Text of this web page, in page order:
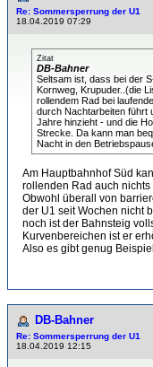
Re: Sommersperrung der U1
18.04.2019 07:29
Zitat
DB-Bahner
Seltsam ist, dass bei der
Kornweg, Krupuder..(die
rollendem Rad bei
durch Nachtarbeiten führt
Jahre hinzieht - und die
Strecke. Da kann man
Nacht in den
Am Hauptbahnhof Süd
rollenden Rad auch nichts
Obwohl überall von
der U1 seit Wochen nicht
noch ist der Bahnsteig
Kurvenbereichen ist er
Also es gibt genug
DB-Bahner
Re: Sommersperrung der U1
18.04.2019 12:15